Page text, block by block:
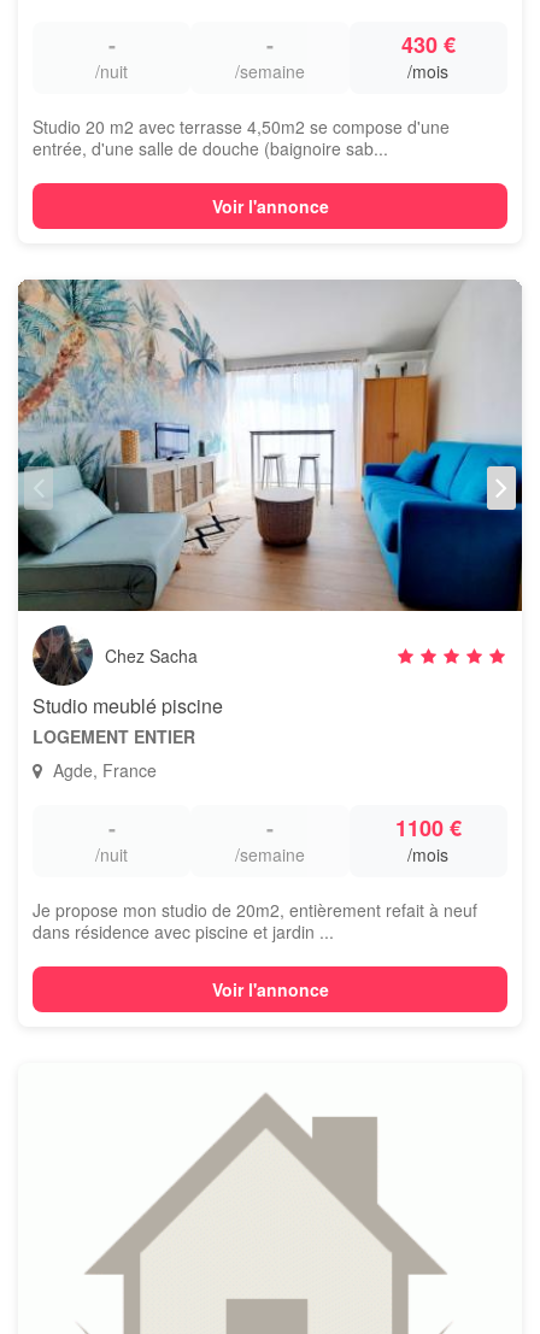
-
/nuit
-
/semaine
430 €
/mois
Studio 20 m2 avec terrasse 4,50m2 se compose d'une
entrée, d'une salle de douche (baignoire sab...
Voir l'annonce
Chez Sacha
Studio meublé piscine
LOGEMENT ENTIER
Agde, France
-
/nuit
-
/semaine
1100 €
/mois
Je propose mon studio de 20m2, entièrement refait à neuf
dans résidence avec piscine et jardin ...
Voir l'annonce